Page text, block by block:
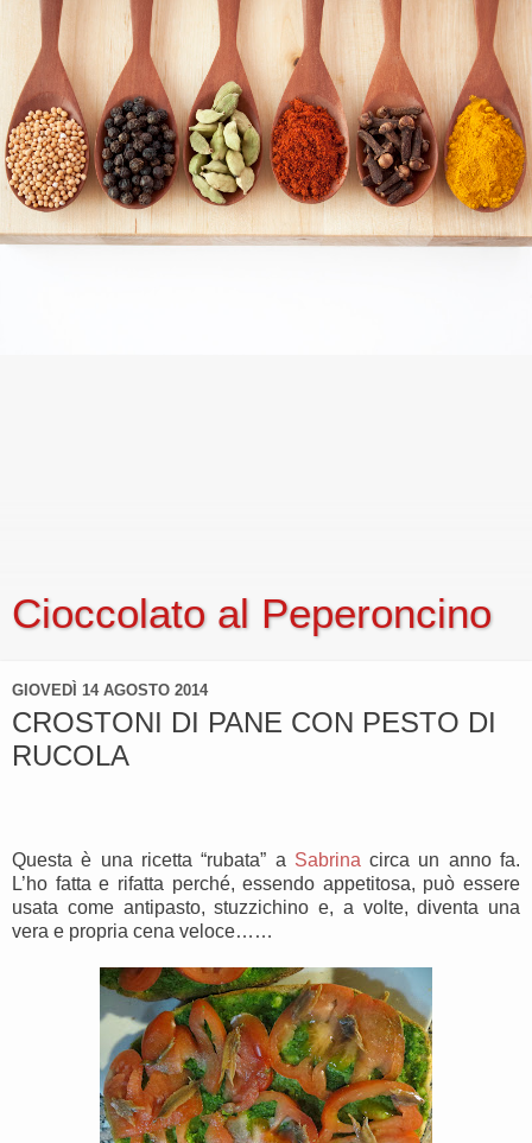
Cioccolato al Peperoncino
GIOVEDÌ 14 AGOSTO 2014
CROSTONI DI PANE CON PESTO DI
RUCOLA
Questa è una ricetta “rubata” a Sabrina circa un anno fa.
L’ho fatta e rifatta perché, essendo appetitosa, può essere
usata come antipasto, stuzzichino e, a volte, diventa una
vera e propria cena veloce……